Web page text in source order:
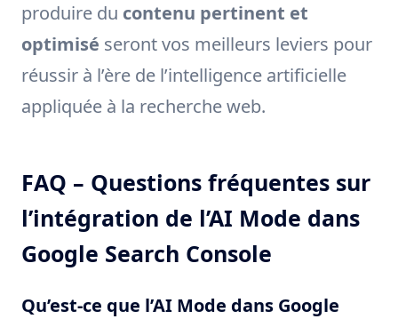
produire du contenu pertinent et
optimisé seront vos meilleurs leviers pour
réussir à l’ère de l’intelligence artificielle
appliquée à la recherche web.
FAQ – Questions fréquentes sur
l’intégration de l’AI Mode dans
Google Search Console
Qu’est-ce que l’AI Mode dans Google